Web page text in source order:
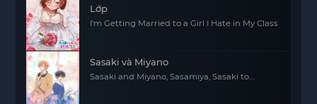
Lớp
I'm Getting Married to a Girl I Hate in My Class
Sasaki và Miyano
Sasaki and Miyano, Sasamiya, Sasaki to